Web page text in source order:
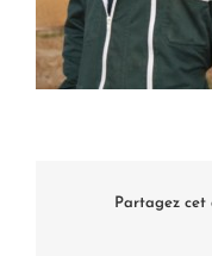
Partagez cet